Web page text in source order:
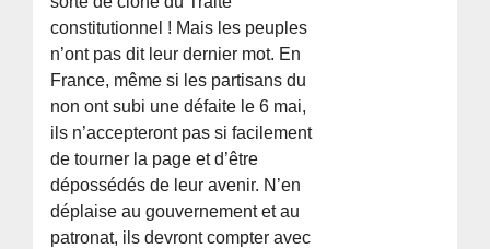
constitutionnel ! Mais les peuples
n’ont pas dit leur dernier mot. En
France, même si les partisans du
non ont subi une défaite le 6 mai,
ils n’accepteront pas si facilement
de tourner la page et d’être
dépossédés de leur avenir. N’en
déplaise au gouvernement et au
patronat, ils devront compter avec